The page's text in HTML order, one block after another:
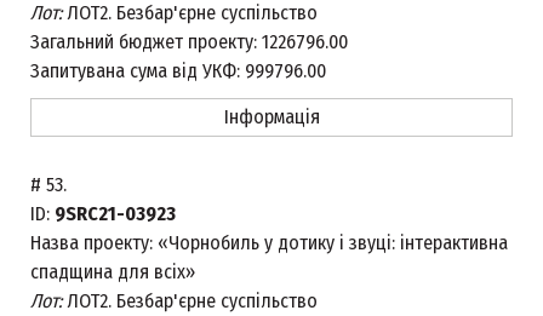
Лот:ЛОТ2. Безбар'єрне суспільство
Загальний бюджет проекту: 1226796.00
Запитувана сума від УКФ: 999796.00
Інформація
# 53.
ID: 9SRC21-03923
Назва проекту: «Чорнобиль у дотику і звуці: інтерактивна
спадщина для всіх»
Лот:ЛОТ2. Безбар'єрне суспільство